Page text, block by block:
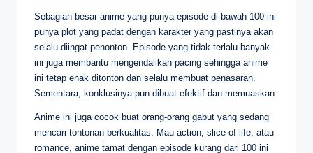
Sebagian besar anime yang punya episode di bawah 100 ini
punya plot yang padat dengan karakter yang pastinya akan
selalu diingat penonton. Episode yang tidak terlalu banyak
ini juga membantu mengendalikan pacing sehingga anime
ini tetap enak ditonton dan selalu membuat penasaran.
Sementara, konklusinya pun dibuat efektif dan memuaskan.
Anime ini juga cocok buat orang-orang gabut yang sedang
mencari tontonan berkualitas. Mau action, slice of life, atau
romance, anime tamat dengan episode kurang dari 100 ini